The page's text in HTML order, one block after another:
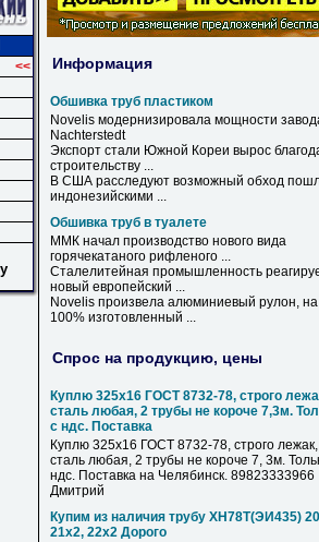
<<
Информация
Обшивка труб пластиком
Novelis модернизировала мощности
Nachterstedt
Экспорт стали Южной Кореи вырос
строительству ...
В США расследуют возможный обход
индонезийскими ...
Обшивка труб в туалете
ММК начал производство нового вида
горячекатаного рифленого ...
Сталелитейная промышленность
новый европейский ...
Novelis произвела алюминиевый рулон, на
100% изготовленный ...
Спрос на продукцию, цены
Куплю 325х16 ГОСТ 8732-78, строго
сталь любая, 2 трубы не короче 7,3м.
с ндс. Поставка
Куплю 325х16 ГОСТ 8732-78, строго лежак,
сталь любая, 2 трубы не короче 7, 3м.
ндс. Поставка на Челябинск. 89823333966
Дмитрий
Купим из наличия трубу ХН78Т(ЭИ435)
21х2, 22х2 Дорого